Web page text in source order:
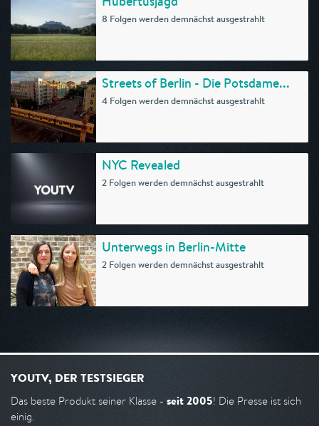
8 Folgen werden demnächst ausgestrahlt
Streets of Berlin - Die Potsdame...
4 Folgen werden demnächst ausgestrahlt
NYC Revealed
2 Folgen werden demnächst ausgestrahlt
Unterwegs in Berlin-Mitte
2 Folgen werden demnächst ausgestrahlt
YOUTV, DER TESTSIEGER
Das beste Produkt seiner Klasse - seit 2005! Die Presse ist sich
einig.